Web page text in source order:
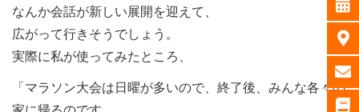
なんか会話が新しい展開を迎えて、
広がって行きそうでしょう。
実際に私が使ってみたところ、
「マラソン大会は日曜が多いので、終了後、みんな各々の